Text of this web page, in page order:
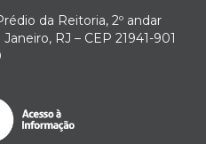
da Reitoria, 2º andar
RJ – CEP 21941-901